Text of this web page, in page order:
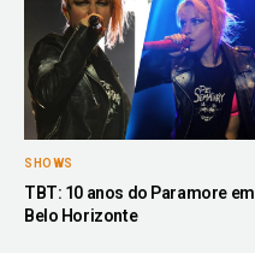
SHOWS
TBT: 10 anos do Paramore em
Belo Horizonte